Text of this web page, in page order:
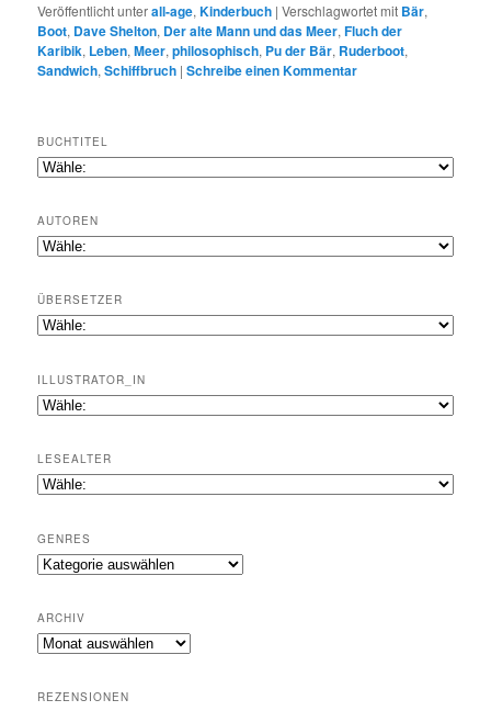
Veröffentlicht unterall-age,Kinderbuch |Verschlagwortet mit Bär,
Boot, Dave Shelton, Der alte Mann und das Meer,Fluch der
Karibik, Leben,Meer,philosophisch, Pu der Bär, Ruderboot,
Sandwich,Schiffbruch |Schreibe einen Kommentar
BUCHTITEL
AUTOREN
ÜBERSETZER
ILLUSTRATOR_IN
LESEALTER
GENRES
Genres
ARCHIV
Archiv
REZENSIONEN